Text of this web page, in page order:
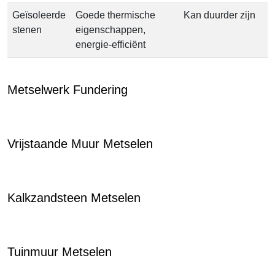
Geïsoleerde
stenen
Goede thermische
eigenschappen,
energie-efficiënt
Kan duurder zijn
Metselwerk Fundering
Vrijstaande Muur Metselen
Kalkzandsteen Metselen
Tuinmuur Metselen